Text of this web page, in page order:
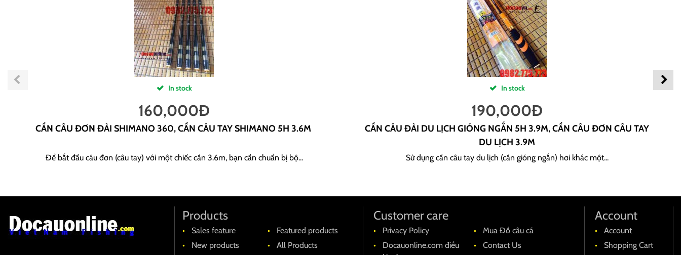
In stock
160,000Đ
CẦN CÂU ĐƠN ĐÀI SHIMANO 360, CẦN CÂU TAY SHIMANO 5H 3.6M
Để bắt đầu câu đơn (câu tay) với một chiếc cần 3.6m, bạn cần chuẩn bị bộ...
In stock
190,000Đ
CẦN CÂU ĐÀI DU LỊCH GIÓNG NGẮN 5H 3.9M, CẦN CÂU ĐƠN CÂU TAY
DU LỊCH 3.9M
Sử dụng cần câu tay du lịch (cần gióng ngắn) hơi khác một...
Products
Sales feature
Featured products
New products
All Products
Customer care
Privacy Policy
Mua Đồ câu cá
Docauonline.com điều
Contact Us
Account
Account
Shopping Cart